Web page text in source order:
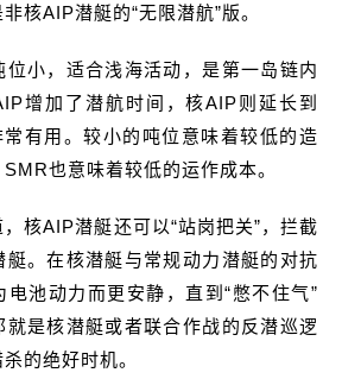
核AIP潜艇的“无限潜航”版。
位小，适合浅海活动，是第一岛链内
增加了潜航时间，核AIP则延长到
常有用。较小的吨位意味着较低的造
也意味着较低的运作成本。
核AIP潜艇还可以“站岗把关”，拦截
艇。在核潜艇与常规动力潜艇的对抗
电池动力而更安静，直到“憋不住气”
就是核潜艇或者联合作战的反潜巡逻
的绝好时机。